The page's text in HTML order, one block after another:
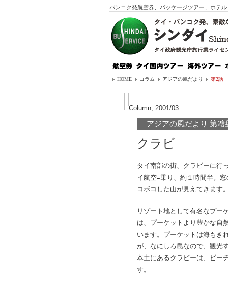
バンコク発航空券、パッケージツアー、ホテ
HOME コラム アジアの風だより 第2話
Column, 2001/03
アジアの風だより 第2
クラビ
タイ南部の街、クラビーに行
イ航空ﾆ乗り、約１時間半。
コボコした山が見えてきます
リゾート地として有名なプー
は、プーケットより豊かな自
います。プーケットは海もき
が、なにしろ島なので、観光
本土にあるクラビーは、ビー
す。